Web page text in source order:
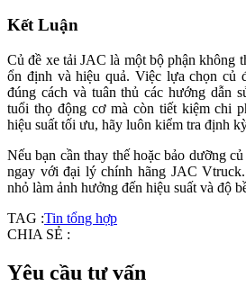
Kết Luận
Củ đề xe tải JAC là một bộ phận không
ổn định và hiệu quả. Việc lựa chọn củ
đúng cách và tuân thủ các hướng dẫn
tuổi thọ động cơ mà còn tiết kiệm chi
hiệu suất tối ưu, hãy luôn kiểm tra định
Nếu bạn cần thay thế hoặc bảo dưỡng
ngay với đại lý chính hãng JAC
nhỏ làm ảnh hưởng đến hiệu suất và độ
TAG :Tin tổng hợp
CHIA SẺ :
Yêu cầu tư vấn